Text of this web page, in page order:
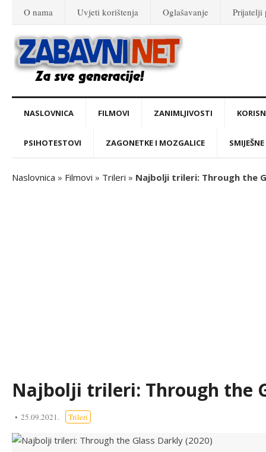
O nama Uvjeti korištenja Oglašavanje Prijatelji
NASLOVNICA FILMOVI ZANIMLJIVOSTI
PSIHOTESTOVI ZAGONETKE I MOZGALICE
Naslovnica » Filmovi » Trileri » Najbolji trileri: Through the
Najbolji trileri: Through the
25.09.2021. Trileri